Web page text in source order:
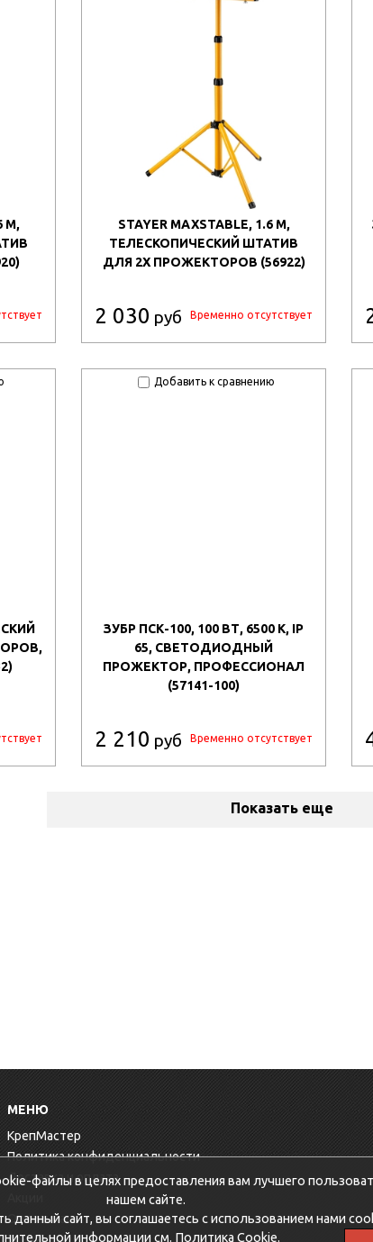
М,
STAYER MAXSTABLE, 1.6 М,
ТЕЛЕСКОПИЧЕСКИЙ ШТАТИВ
ДЛЯ 2Х ПРОЖЕКТОРОВ (56922)
2 030 руб Временно отсутствует
Добавить к сравнению
ЗУБР ПСК-100, 100 ВТ, 6500 К, IP
65, СВЕТОДИОДНЫЙ
ПРОЖЕКТОР, ПРОФЕССИОНАЛ
(57141-100)
2 210 руб Временно отсутствует
Показать еще
МЕНЮ
КрепМастер
Политика конфиденциальности
Доставка и оплата
Оптовикам
файлы в целях предоставления вам лучшего
нашем сайте.
данный сайт, вы соглашаетесь с использованием нами
информации см. Политика Cookie.